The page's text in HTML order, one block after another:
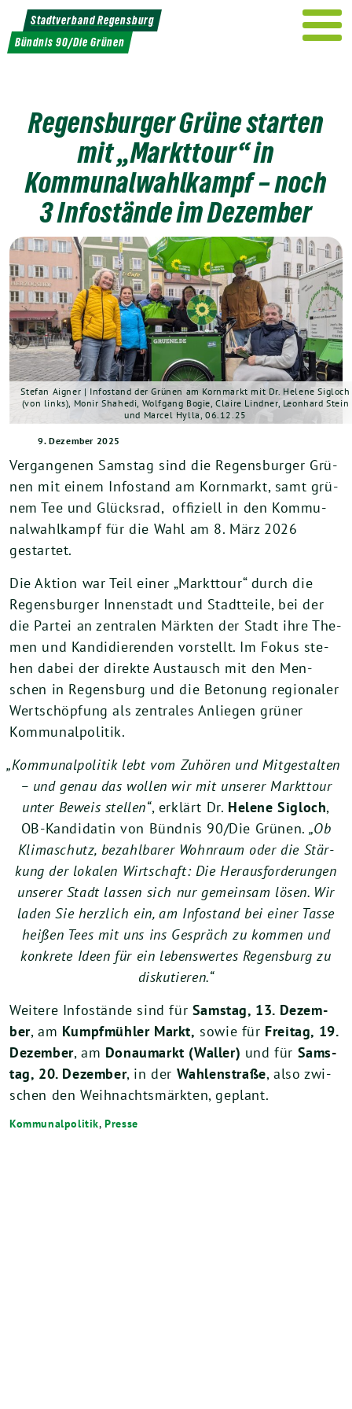
Weiter
zum
Inhalt
Stadtverband Regensburg
Bündnis 90/Die Grünen
Regensburger Grüne starten
mit „Markttour“ in
Kommunalwahlkampf – noch
3Infostände im Dezember
Stefan Aigner | Infostand der Grünen am Kornmarkt mit Dr. Helene Sigloch
(von links), Monir Shahedi, Wolfgang Bogie, Claire Lindner, Leonhard Stein
und Marcel Hylla, 06.12.25
9. Dezember 2025
Ver­gan­ge­nen Sams­tag sind die Regens­bur­ger Grü­
nen mit einem Info­stand am Korn­markt, samt grü­
nem Tee und Glücks­rad, offi­zi­ell in den Kom­mu­
nal­wahl­kampf für die Wahl am 8. März 2026
gestartet.
Die Akti­on war Teil einer „Markt­tour“ durch die
Regens­bur­ger Innen­stadt und Stadt­tei­le, bei der
die Par­tei an zen­tra­len Märk­ten der Stadt ihre The­
men und Kan­di­die­ren­den vor­stellt. Im Fokus ste­
hen dabei der direk­te Aus­tausch mit den Men­
schen in Regens­burg und die Beto­nung regio­na­ler
Wert­schöp­fung als zen­tra­les Anlie­gen grü­ner
Kommunalpolitik.
„Kom­mu­nal­po­li­tik lebt vom Zuhö­ren und Mit­ge­stal­ten
– und genau das wol­len wir mit unse­rer Markt­tour
unter Beweis stel­len“, erklärt Dr. Hele­ne Sig­loch,
OB-Kan­di­da­tin von Bünd­nis 90/Die Grü­nen.„Ob
Kli­ma­schutz, bezahl­ba­rer Wohn­raum oder die Stär­
kung der loka­len Wirt­schaft: Die Her­aus­for­de­run­gen
unse­rer Stadt las­sen sich nur gemein­sam lösen. Wir
laden Sie herz­lich ein, am Info­stand bei einer Tas­se
hei­ßen Tees mit uns ins Gespräch zu kom­men und
kon­kre­te Ideen für ein lebens­wer­tes Regens­burg zu
diskutieren.“
Wei­te­re Info­stän­de sind für Sams­tag, 13. Dezem­
ber, am Kumpf­müh­ler Markt, sowie für Frei­tag, 19.
Dezem­ber, am Donau­markt (Wal­ler) und für Sams­
tag, 20. Dezem­ber, in der Wahl­en­stra­ße, also zwi­
schen den Weih­nachts­märk­ten, geplant.
Kommunalpolitik,Presse